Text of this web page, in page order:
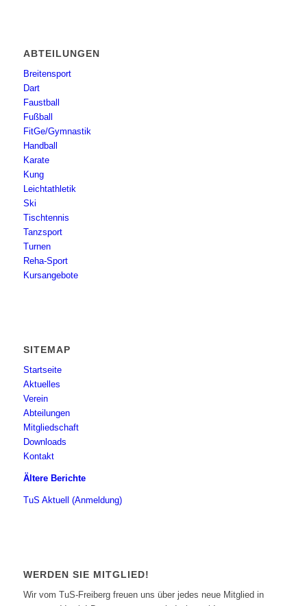
ABTEILUNGEN
Breitensport
Dart
Faustball
Fußball
FitGe/Gymnastik
Handball
Karate
Kung
Leichtathletik
Ski
Tischtennis
Tanzsport
Turnen
Reha-Sport
Kursangebote
SITEMAP
Startseite
Aktuelles
Verein
Abteilungen
Mitgliedschaft
Downloads
Kontakt
Ältere Berichte
TuS Aktuell (Anmeldung)
WERDEN SIE MITGLIED!
Wir vom TuS-Freiberg freuen uns über jedes neue Mitglied in